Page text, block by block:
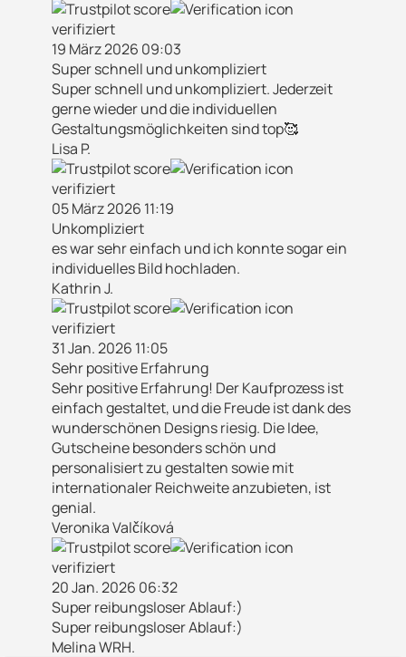
verifiziert
19 März 2026 09:03
Super schnell und unkompliziert
Super schnell und unkompliziert. Jederzeit
gerne wieder und die individuellen
Gestaltungsmöglichkeiten sind top🥰
Lisa P.
verifiziert
05 März 2026 11:19
Unkompliziert
es war sehr einfach und ich konnte sogar ein
individuelles Bild hochladen.
Kathrin J.
verifiziert
31 Jan. 2026 11:05
Sehr positive Erfahrung
Sehr positive Erfahrung! Der Kaufprozess ist
einfach gestaltet, und die Freude ist dank des
wunderschönen Designs riesig. Die Idee,
Gutscheine besonders schön und
personalisiert zu gestalten sowie mit
internationaler Reichweite anzubieten, ist
genial.
Veronika Valčíková
verifiziert
20 Jan. 2026 06:32
Super reibungsloser Ablauf:)
Super reibungsloser Ablauf:)
Melina WRH.